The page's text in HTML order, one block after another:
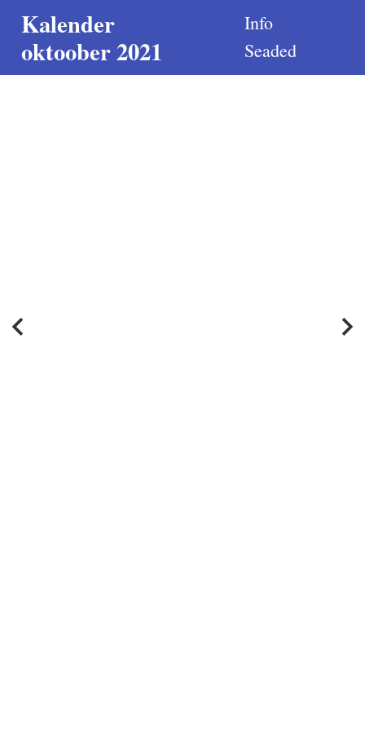
Kalender
oktoober 2021
Info
Seaded